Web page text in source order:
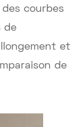
courbes
de
et
de